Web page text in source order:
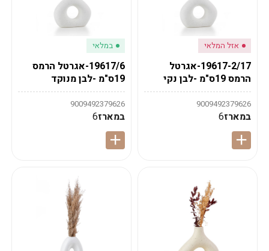
אזל המלאי
19617-2/17-אגרטל
הרמס 19ס"מ -לבן נקי
9009492379626
במארז6
במלאי
19617/6-אגרטל הרמס
19ס"מ -לבן מנוקד
9009492379626
במארז6